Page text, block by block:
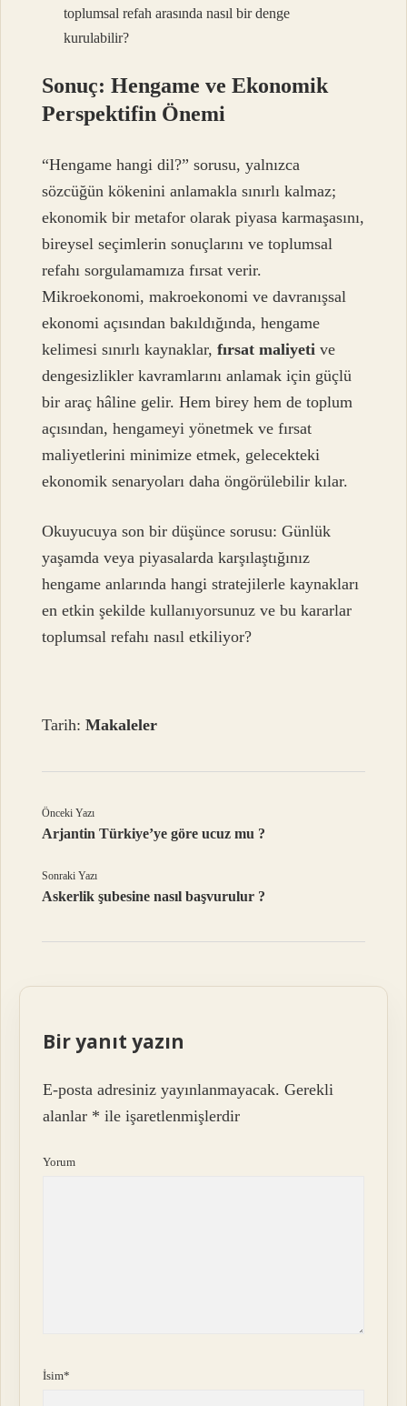
toplumsal refah arasında nasıl bir denge
kurulabilir?
Sonuç: Hengame ve Ekonomik
Perspektifin Önemi
“Hengame hangi dil?” sorusu, yalnızca
sözcüğün kökenini anlamakla sınırlı kalmaz;
ekonomik bir metafor olarak piyasa karmaşasını,
bireysel seçimlerin sonuçlarını ve toplumsal
refahı sorgulamamıza fırsat verir.
Mikroekonomi, makroekonomi ve davranışsal
ekonomi açısından bakıldığında, hengame
kelimesi sınırlı kaynaklar,fırsat maliyeti ve
dengesizlikler kavramlarını anlamak için güçlü
bir araç hâline gelir. Hem birey hem de toplum
açısından, hengameyi yönetmek ve fırsat
maliyetlerini minimize etmek, gelecekteki
ekonomik senaryoları daha öngörülebilir kılar.
Okuyucuya son bir düşünce sorusu: Günlük
yaşamda veya piyasalarda karşılaştığınız
hengame anlarında hangi stratejilerle kaynakları
en etkin şekilde kullanıyorsunuz ve bu kararlar
toplumsal refahı nasıl etkiliyor?
Tarih:Makaleler
Önceki Yazı
Arjantin Türkiye’ye göre ucuz mu ?
Sonraki Yazı
Askerlik şubesine nasıl başvurulur ?
Bir yanıt yazın
E-posta adresiniz yayınlanmayacak. Gerekli
alanlar * ile işaretlenmişlerdir
Yorum
İsim*